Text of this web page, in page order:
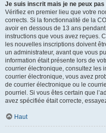
Je suis inscrit mais je ne peux
Vérifiez en premier lieu que votre
corrects. Si la fonctionnalité de la
avoir en dessous de 13 ans
instructions que vous avez reçues.
les nouvelles inscriptions doivent
un administrateur, avant que vous
information était présente lors de
courrier électronique, consultez les
courrier électronique, vous avez
de courrier électronique ou le
pourriel. Si vous êtes certain que
avez spécifiée était correcte,
Haut